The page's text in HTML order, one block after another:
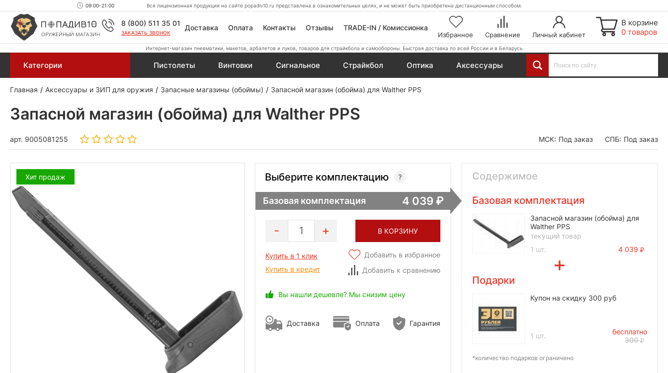
09:00-21:00 Вся лицензионная продукция на сайте popadiv10.ru представлена в ознакомительных целях, и не может быть приобретена дистанционным способом.
ОРУЖЕЙНЫЙ МАГАЗИН
8 (800) 511 35 01
ЗАКАЗАТЬ ЗВОНОК
Доставка Оплата Контакты Отзывы TRADE-IN / Комиссионка
Избранное Сравнение Личный кабинет
В корзине
0 товаров
Интернет-магазин пневматики, макетов, арбалетов и луков, товаров для страйкбола и самообороны. Быстрая доставка по всей России и в Беларусь
Категории Пистолеты Винтовки Сигнальное Страйкбол Оптика Аксессуары
Главная Аксессуары и ЗИП для оружия Запасные магазины (обоймы) Запасной магазин (обойма) для Walther PPS
Запасной магазин (обойма) для Walther PPS
арт. 9005081255 МСК: Под заказ СПБ: Под заказ
Хит продаж Выберите комплектацию
Базовая комплектация 4 039
1 В КОРЗИНУ
Купить в 1 клик
Купить в кредит
Добавить в избранное
Добавить к сравнению
Вы нашли дешевле? Мы снизим цену
Доставка Оплата Гарантия
Содержимое
Базовая комплектация
Запасной магазин (обойма) для
Walther PPS
текущий товар
1 шт.
4 039
Подарки
Купон на скидку 300 руб
1 шт.
бесплатно
300
*количество подарков ограничено